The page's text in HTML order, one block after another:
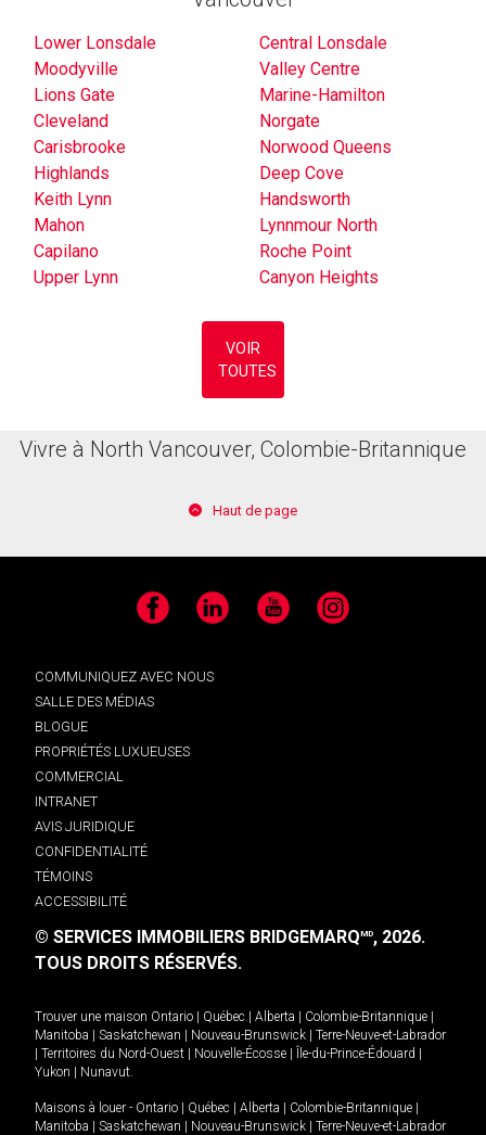
Lower Lonsdale
Central Lonsdale
Moodyville
Valley Centre
Lions Gate
Marine-Hamilton
Cleveland
Norgate
Carisbrooke
Norwood Queens
Highlands
Deep Cove
Keith Lynn
Handsworth
Mahon
Lynnmour North
Capilano
Roche Point
Upper Lynn
Canyon Heights
VOIR
TOUTES
Vivre à North Vancouver, Colombie-Britannique
Haut de page
Facebook LinkedIn YouTube Instagram
COMMUNIQUEZ AVEC NOUS
SALLE DES MÉDIAS
BLOGUE
PROPRIÉTÉS LUXUEUSES
COMMERCIAL
INTRANET
AVIS JURIDIQUE
CONFIDENTIALITÉ
TÉMOINS
ACCESSIBILITÉ
© SERVICES IMMOBILIERS BRIDGEMARQMD, 2026.
TOUS DROITS RÉSERVÉS.
Trouver une maison Ontario | Québec | Alberta | Colombie-Britannique |
Manitoba | Saskatchewan | Nouveau-Brunswick | Terre-Neuve-et-Labrador
| Territoires du Nord-Ouest | Nouvelle-Écosse | Île-du-Prince-Édouard |
Yukon | Nunavut
Maisons à louer - Ontario | Québec | Alberta | Colombie-Britannique |
Manitoba | Saskatchewan | Nouveau-Brunswick | Terre-Neuve-et-Labrador